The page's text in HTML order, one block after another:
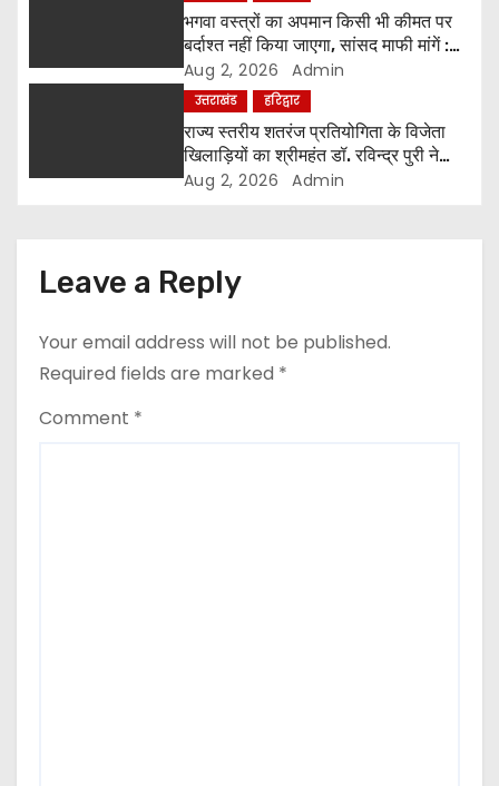
भगवा वस्त्रों का अपमान किसी भी कीमत पर
बर्दाश्त नहीं किया जाएगा, सांसद माफी मांगें :
श्रीमहंत डॉ. रविंद्र पुरी महाराज
Aug 2, 2026 Admin
उत्तराखंड हरिद्वार
राज्य स्तरीय शतरंज प्रतियोगिता के विजेता
खिलाड़ियों का श्रीमहंत डॉ. रविन्द्र पुरी ने
किया सम्मान
Aug 2, 2026 Admin
Leave a Reply
Your email address will not be published.
Required fields are marked *
Comment *